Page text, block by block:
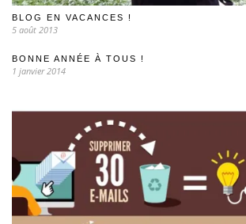
BLOG EN VACANCES !
5 août 2013
BONNE ANNÉE À TOUS !
1 janvier 2014